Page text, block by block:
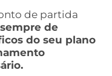
de partida
de
do seu plano